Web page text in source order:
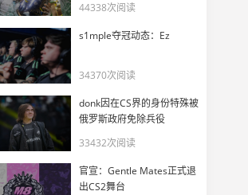
44338次阅读
s1mple夺冠动态：Ez
34370次阅读
donk因在CS界的身份特殊被
俄罗斯政府免除兵役
33432次阅读
官宣：Gentle Mates正式退
出CS2舞台